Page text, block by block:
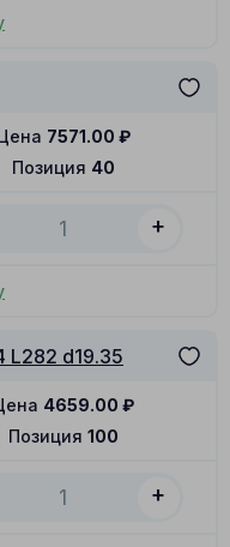
Позиция 40
7571.00 ₽
+
L282 d19.35
Позиция 100
4659.00 ₽
+